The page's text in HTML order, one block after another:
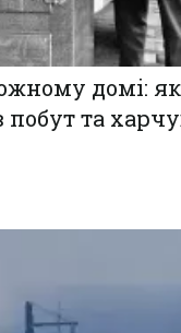
домі:
та